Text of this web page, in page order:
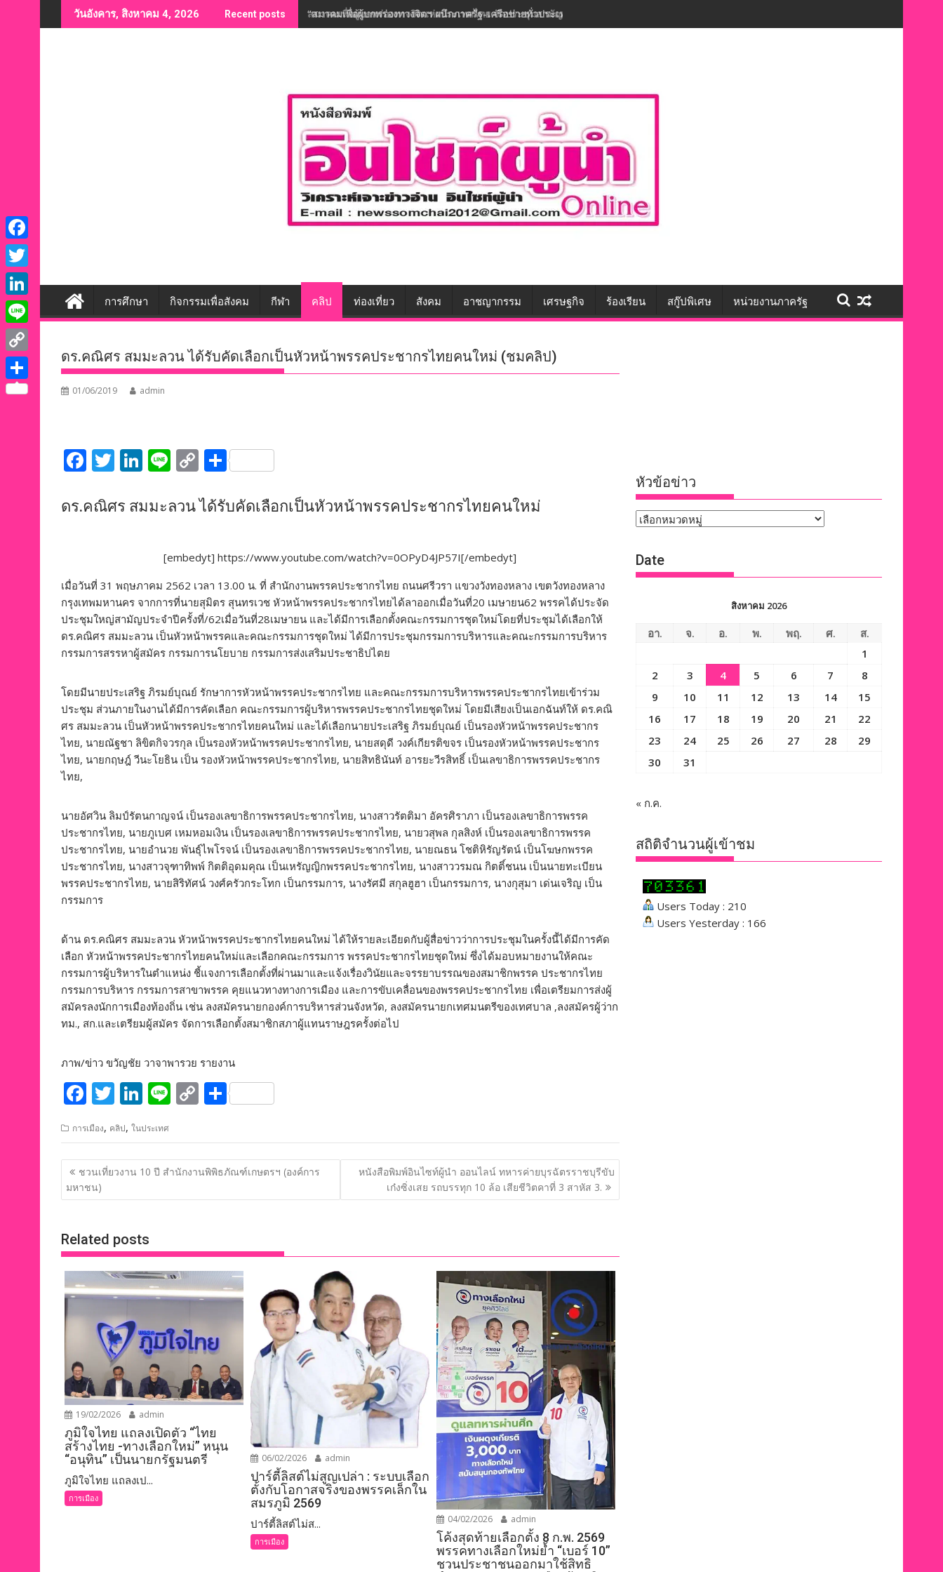
to
วันอังคาร, สิงหาคม 4, 2026 Recent posts “สมาคมเพื่อผู้บกพร่องทางจิตฯ ผนึกภาครัฐ-เครือข่ายทั่วประเทศ ขับเคลื่อนทักษะชีวิต สร้างโอกาสการจ้างงานอย่างเท่าเทียม”
การศึกษา กิจกรรมเพื่อสังคม กีฬา คลิป ท่องเที่ยว สังคม อาชญากรรม เศรษฐกิจ ร้องเรียน สกู๊ปพิเศษ หน่วยงานภาครัฐ
ดร.คณิศร สมมะลวน ได้รับคัดเลือกเป็นหัวหน้าพรรคประชากรไทยคนใหม่ (ชมคลิป)
01/06/2019 admin
F
e
o
k
T
itt
Li
k
Li
e
C
p
Li
n
k
S
ar
ดร.คณิศร สมมะลวน ได้รับคัดเลือกเป็นหัวหน้าพรรคประชากรไทยคนใหม่
[embedyt] https://www.youtube.com/watch?v=0OPyD4JP57I[/embedyt]
เมื่อวันที่ 31 พฤษภาคม 2562 เวลา 13.00 น. ที่ สำนักงานพรรคประชากรไทย ถนนศรีวรา แขวงวังทองหลาง เขตวังทองหลาง
กรุงเทพมหานคร​ จากการที่นายสุมิตร สุนทรเวช หัวหน้าพรรคประชากรไทยได้ลาออกเมื่อวันที่20 เมษายน62 พรรคได้ประจัด
ประชุมใหญ่สามัญประจำปีครั้งที่/62เมื่อวันที่28เมษายน และได้มีการเลือกตั้งคณะกรรมการชุดใหม่โดยที่ประชุมได้เลือกให้
ดร.คณิศร สมมะลวน เป็นหัวหน้าพรรคและคณะกรรมการชุดใหม่ ได้มีการประชุมกรรมการบริหารและคณะกรรมการบริหาร
กรรมการสรรหาผู้สมัคร กรรมการนโยบาย กรรมการส่งเสริมประชาธิปไตย
โดยมีนายประเสริฐ ภิรมย์บุณย์ รักษาการหัวหน้าพรรคประชากรไทย และคณะกรรมการบริหารพรรคประชากรไทยเข้าร่วม
ประชุม ส่วนภายในงานได้มีการคัดเลือก คณะกรรมการผู้บริหารพรรคประชากรไทยชุดใหม่ โดยมีเสียงเป็นเอกฉันท์ให้ ดร.คณิ
ศร สมมะลวน เป็นหัวหน้าพรรคประชากรไทยคนใหม่ และได้เลือกนายประเสริฐ ภิรมย์บุณย์ เป็นรองหัวหน้าพรรคประชากร
ไทย, นายณัฐชา ลิขิตกิจวรกุล เป็นรองหัวหน้าพรรคประชากรไทย, นายสดุดี วงค์เกียรติขจร เป็นรองหัวหน้าพรรคประชากร
ไทย, นายกฤษฎ์ วีนะโยธิน เป็น รองหัวหน้าพรรคประชากรไทย, นายสิทธินันท์ อารยะวีรสิทธิ์ เป็นเลขาธิการพรรคประชากร
ไทย,
นายอัศวิน ลิมป์รัตนกาญจน์ เป็นรองเลขาธิการพรรคประชากรไทย, นางสาวรัตติมา อัครศิราภา เป็นรองเลขาธิการพรรค
ประชากรไทย, นายภูเบศ เหมหอมเงิน เป็นรองเลขาธิการพรรคประชากรไทย, นายวสุพล กุลสิงห์ เป็นรองเลขาธิการพรรค
ประชากรไทย, นายอำนวย พันธุ์ไพโรจน์ เป็นรองเลขาธิการพรรคประชากรไทย, นายณธน โชติหิรัญรัตน์ เป็นโฆษกพรรค
ประชากรไทย, นางสาวจุฑาทิพพ์ กิตติอุดมคุณ เป็นเหรัญญิกพรรคประชากรไทย, นางสาววรมณ กิตติ์ชนน เป็นนายทะเบียน
พรรคประชากรไทย, นายสิริทัศน์ วงศ์ครัวกระโทก เป็นกรรมการ, นางรัศมี สกุลฮูฮา เป็นกรรมการ, นางกุสุมา เด่นเจริญ เป็น
กรรมการ
ด้าน ดร.คณิศร สมมะลวน หัวหน้าพรรคประชากรไทยคนใหม่ ได้ให้รายละเอียดกับผู้สื่อข่าวว่าการประชุมในครั้งนี้ได้มีการคัด
เลือก หัวหน้าพรรคประชากรไทยคนใหม่และเลือกคณะกรรมการ พรรคประชากรไทยชุดใหม่ ซึ่งได้มอบหมายงานให้คณะ
กรรมการผู้บริหารในตำแหน่ง ชี้แจงการเลือกตั้งที่ผ่านมาและแจ้งเรื่องวินัยและจรรยาบรรณของสมาชิกพรรค ประชากรไทย
กรรมการบริหาร กรรมการสาขาพรรค คุยแนวทางทางการเมือง และการขับเคลื่อนของพรรคประชากรไทย เพื่อเตรียมการส่งผู้
สมัครลงนักการเมืองท้องถิ่น เช่น ลงสมัครนายกองค์การบริหารส่วนจังหวัด, ลงสมัครนายกเทศมนตรีของเทศบาล ,ลงสมัครผู้ว่าก
ทม., สก.และเตรียมผู้สมัคร จัดการเลือกตั้งสมาชิกสภาผู้แทนราษฎรครั้งต่อไป
ภาพ/ข่าว ขวัญชัย วาจาพารวย รายงาน
F
ac
e
b
o
o
k
T
itt
er
Li
k
e
dI
n
Li
e
C
p
y
Li
n
S
ar
e
การเมือง, คลิป, ในประเทศ
แนะแนว
เรื่อง
ชวนเที่ยวงาน 10 ปี สำนักงานพิพิธภัณฑ์เกษตรฯ (องค์การ
มหาชน)
หนังสือพิมพ์อินไซท์ผู้นำ ออนไลน์ ทหารค่ายบุรฉัตรราชบุรีขับ
เก๋งซิ่งเสย รถบรรทุก 10 ล้อ เสียชีวิตคาที่ 3 สาหัส 3.
Related posts
19/02/2026 admin
ภูมิใจไทย แถลงเปิดตัว “ไทย
สร้างไทย -ทางเลือกใหม่” หนุน
“อนุทิน” เป็นนายกรัฐมนตรี
ภูมิใจไทย แถลงเป...
การเมือง
06/02/2026 admin
ปาร์ตี้ลิสต์ไม่สูญเปล่า : ระบบเลือก
ตั้งกับโอกาสจริงของพรรคเล็กใน
สมรภูมิ 2569
ปาร์ตี้ลิสต์ไม่ส...
การเมือง
04/02/2026 admin
โค้งสุดท้ายเลือกตั้ง 8 ก.พ. 2569
พรรคทางเลือกใหม่ย้ำ “เบอร์ 10”
ชวนประชาชนออกมาใช้สิทธิ
หัวข้อข่าว
หัวข้อ
Date
สิงหาคม 2026
อา. จ. อ. พ. พฤ. ศ.
ส.
1
2
3 4 5 6 7
8
9
10 11 12 13 14
15
16
17 18 19 20 21
22
23
24 25 26 27 28
29
30
31
« ก.ค.
สถิติจำนวนผู้เข้าชม
Users Today : 210
Users Yesterday : 166
F
a
c
e
b
o
o
T
w
i
t
e
L
i
n
k
e
L
i
n
C
o
S